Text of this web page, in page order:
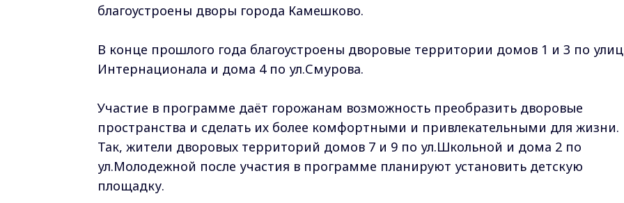
благоустроены дворы города Камешково.
В конце прошлого года благоустроены дворовые территории домов 1 и 3 по
Интернационала и дома 4 по ул.Смурова.
Участие в программе даёт горожанам возможность преобразить дворовые
пространства и сделать их более комфортными и привлекательными для жизни.
Так, жители дворовых территорий домов 7 и 9 по ул.Школьной и дома 2 по
ул.Молодежной после участия в программе планируют установить детскую
площадку.